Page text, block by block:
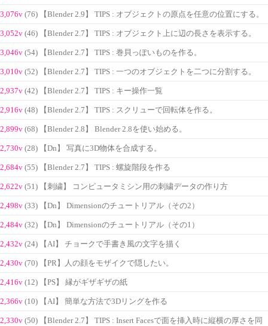
3,076v (76) 【Blender 2.9】 TIPS : オブジェクトの原点を任意の位置にする。
3,052v (46) 【Blender 2.7】 TIPS : オブジェクト上に辺の長さを表示する。
3,046v (54) 【Blender 2.7】 TIPS : 巻貝っぽいものを作る。
3,010v (52) 【Blender 2.7】 TIPS : 一つのオブジェクトを二つに分割する。
2,937v (42) 【Blender 2.7】 TIPS : キー操作一覧
2,916v (48) 【Blender 2.7】 TIPS : スクリューで回転体を作る。
2,899v (68) 【Blender 2.8】 Blender 2.8を使い始める。
2,730v (28) 【Dn】 写真に3D物体を合成する。
2,684v (55) 【Blender 2.7】 TIPS : 螺旋階段を作る
2,622v (51) 【刺繍】 コンピュータミシン用の刺繍データの作り方
2,498v (33) 【Dn】 Dimensionのチュートリアル（その2）
2,484v (32) 【Dn】 Dimensionのチュートリアル（その1）
2,432v (24) 【AI】 チョークで手書き風の文字を描く
2,430v (70) 【PR】人の顔をモザイクで隠したい。
2,416v (12) 【PS】 縁がギザギザの紙
2,366v (10) 【AI】 簡単な方法で3Dリングを作る
2,330v (50) 【Blender 2.7】 TIPS : Insert Facesで面を挿入時に縦横の厚さを同